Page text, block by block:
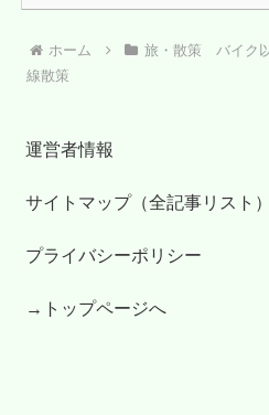
ホーム 旅・散策 バイク
線散策
運営者情報
サイトマップ（全記事リスト）
プライバシーポリシー
→トップページへ